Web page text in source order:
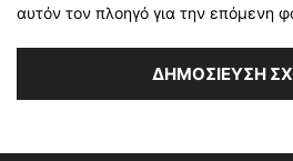
αυτόν τον πλοηγό για την επόμενη